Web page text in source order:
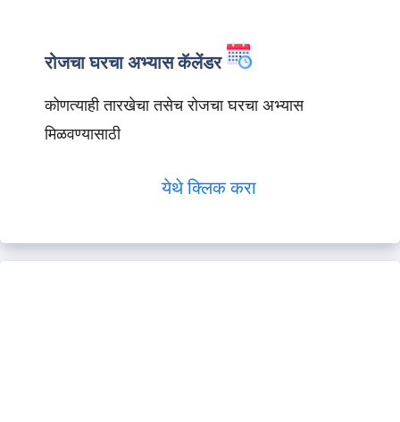
रोजचा घरचा अभ्यास कॅलेंडर
कोणत्याही तारखेचा तसेच रोजचा घरचा अभ्यास
मिळवण्यासाठी
येथे क्लिक करा